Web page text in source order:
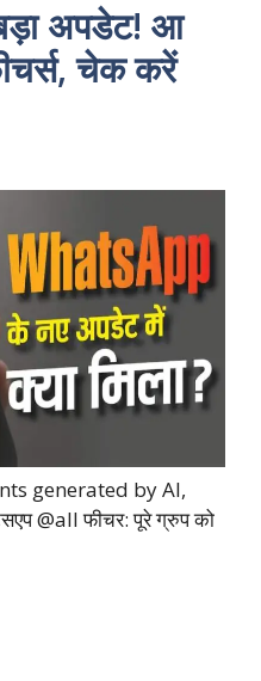
अपडेट! आ
चेक करें
generated by AI,
@all फीचर: पूरे ग्रुप को